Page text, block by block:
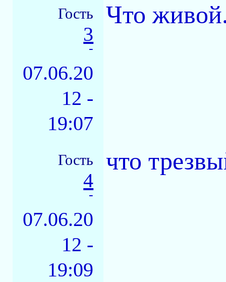
Гость
3
-
07.06.20
12 -
19:07
Что
Гость
4
-
07.06.20
12 -
19:09
что